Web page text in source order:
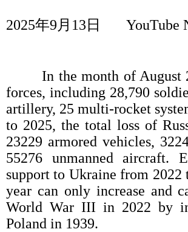
2025年9 月 13 日 YouTube
In the month of August
forces, including 28,790
artillery, 25 multi-rocket
to 2025, the total loss of
23229 armored vehicles,
55276 unmanned aircraft.
support to Ukraine from
year can only increase and
World War III in 2022 by
Poland in 1939.